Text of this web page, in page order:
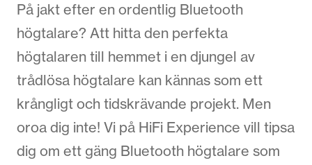
På jakt efter en ordentlig Bluetooth
högtalare? Att hitta den perfekta
högtalaren till hemmet i en djungel av
trådlösa högtalare kan kännas som ett
krångligt och tidskrävande projekt. Men
oroa dig inte! Vi på HiFi Experience vill tipsa
dig om ett gäng Bluetooth högtalare som